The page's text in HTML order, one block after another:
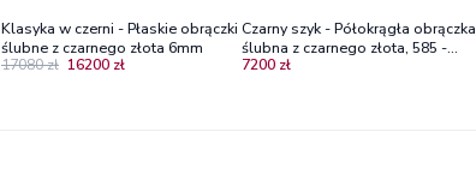
Klasyka w czerni - Płaskie obrączki
ślubne z czarnego złota 6mm
17080 zł 16200 zł
Czarny szyk - Półokrągła obrączka
ślubna z czarnego złota, 585 -
5mm 1.4mm
7200 zł